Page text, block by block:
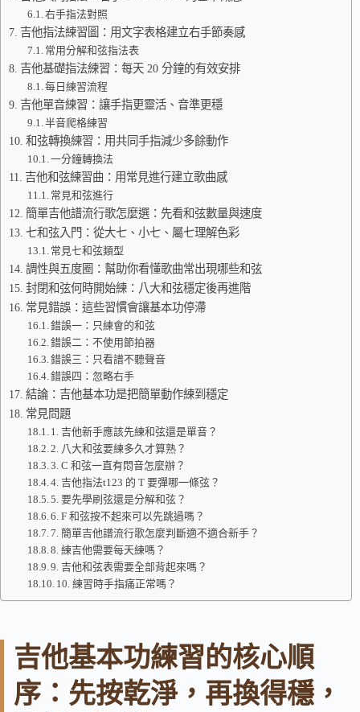
右手指法對照
吉他指法練習圖：用文字表格建立右手節奏感
常用分解和弦指法表
吉他基礎指法練習：每天 20 分鐘的有效安排
每日練習流程
吉他單音練習：讓手指更靈活、音準更穩
半音爬格練習
和弦轉換練習：用共同手指減少多餘動作
一分鐘轉換法
吉他和弦練習曲：用常見進行建立歌曲感
常見和弦進行
簡單吉他譜流行歌怎麼選：先看和弦數量與速度
七和弦入門：從大七、小七、屬七理解色彩
常見七和弦類型
調性與五度圈：幫助你看懂歌曲常出現哪些和弦
封閉和弦何時開始練：八大和弦穩定後再進階
常見錯誤：這些習慣會讓基本功停滯
錯誤一：只練會的和弦
錯誤二：不使用節拍器
錯誤三：只看譜不聽聲音
錯誤四：忽略右手
結論：吉他基本功是把簡單動作練到穩定
常見問題
1. 吉他新手應該先練和弦還是單音？
2. 八大和弦要練多久才算熟？
3. C 和弦一直有悶音怎麼辦？
4. 吉他指法t123 的 T 要彈哪一條弦？
5. 要先學刷弦還是分解和弦？
6. F 和弦按不起來可以先跳過嗎？
7. 簡單吉他譜流行歌怎麼判斷適不適合新手？
8. 練吉他需要每天練嗎？
9. 吉他和弦表需要全部背起來嗎？
10. 練習時手指痛正常嗎？
吉他基本功練習的核心順
序：先按乾淨，再換得穩，